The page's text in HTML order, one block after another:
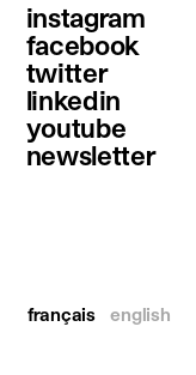
instagram
facebook
twitter
linkedin
youtube
newsletter
français english